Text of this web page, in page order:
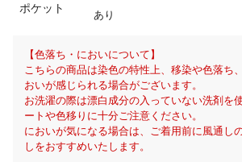
ポケット
あり
【色落ち・においについて】
こちらの商品は染色の特性上、移染や色落ち
おいが感じられる場合がございます。
お洗濯の際は漂白成分の入っていない洗剤を
ートや色移りに十分ご注意ください。
においが気になる場合は、ご着用前に風通し
しをおすすめいたします。